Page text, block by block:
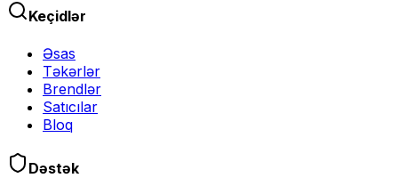
Keçidlər
Əsas
Təkərlər
Brendlər
Satıcılar
Bloq
Dəstək